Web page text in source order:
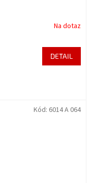
Na dotaz
DETAIL
Kód: 6014 A 064